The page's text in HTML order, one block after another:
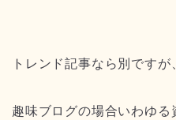
トレンド記事なら別ですが
趣味ブログの場合いわゆる